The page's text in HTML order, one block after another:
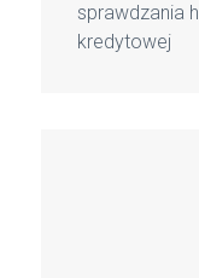
sprawdzania
kredytowej